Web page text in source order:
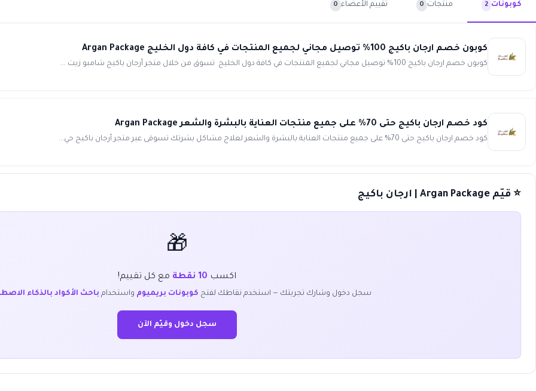
كوبونات 2 منتجات 0 تقييم الأعضاء 0
كوبون خصم ارجان باكيج 100% توصيل مجاني لجميع المنتجات في كافة دول الخليج Argan Package
كوبون خصم ارجان باكيج 100% توصيل مجاني لجميع المنتجات في كافة دول الخليج تسوق من خلال متجر أرجان باكيج شامبو زيت ...
كود خصم ارجان باكيج حتى 70% على جميع منتجات العناية بالبشرة والشعر Argan Package
كود خصم ارجان باكيج حتى 70% على جميع منتجات العناية بالبشرة والشعر لعلاج مشاكل بشرتك تسوقى عبر متجر أرجان باكيج حي...
⭐ قيّم Argan Package | ارجان باكيج
🎁
اكسب 10 نقطة مع كل تقييم!
سجل دخول وشارك تجربتك — استخدم نقاطك لفتح كوبونات بريميوم واستخدام باحث الأكواد بالذكاء
سجل دخول وقيّم الآن